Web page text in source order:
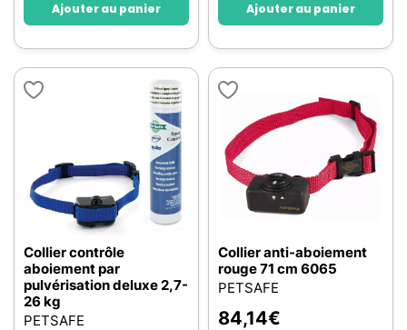
Ajouter au panier Ajouter au panier
Collier contrôle
aboiement par
pulvérisation deluxe 2,7-
26 kg
PETSAFE
Collier anti-aboiement
rouge 71 cm 6065
PETSAFE
84,14€